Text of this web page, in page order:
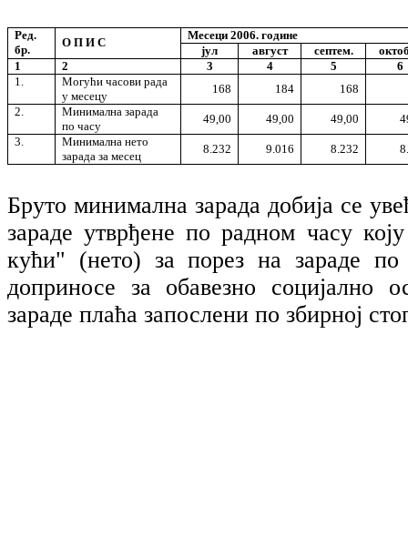
Ред.
бр.
О П И С
Месеци 2006. године
јул
август септем.
1
2 3 4 5
6
1.
Могући часови рада
у месецу
168 184
168
2.
Минимална зарада
по часу
49,00 49,00 49,00
3.
Минимална нето
зарада за месец
8.232 9.016 8.232
Бруто минимална зарада добија се
зараде утврђене по радном часу
кући" (нето) за порез на зараде
доприносе за обавезно социјално
зараде плаћа запослени по збирној